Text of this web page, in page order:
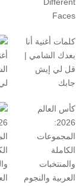
Faces
كلمات أغنية أنا
بعدك الشامي |
قل لي إيش
جابك
كأس العالم
2026:
المجموعات
الكاملة
والمنتخبات
العربية والنجوم